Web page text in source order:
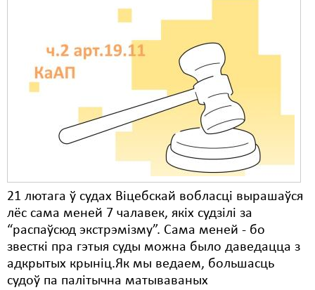
21 лютага ў судах Віцебскай вобласці вырашаўся
лёс сама меней 7 чалавек, якіх судзілі за
“распаўсюд экстрэмізму”. Сама меней - бо
звесткі пра гэтыя суды можна было даведацца з
адкрытых крыніц.Як мы ведаем, большасць
судоў па палітычна матываваных
Дыскрымінацыя
Затрыманьні
Карная псыхіятрыя
ЛПП
Мігранты
Мірныя сходы
Палітвязьні